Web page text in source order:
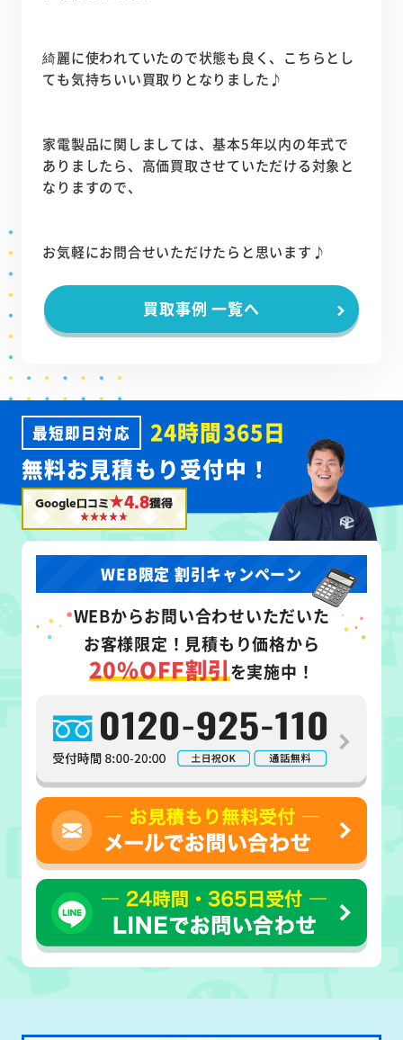
綺麗に使われていたので状態も良く、こちらとし
ても気持ちいい買取りとなりました♪
家電製品に関しましては、基本5年以内の年式で
ありましたら、高価買取させていただける対象と
なりますので、
お気軽にお問合せいただけたらと思います♪
買取事例 一覧へ
最短即日対応
24時間365日
無料お見積もり受付中！
Google口コミ★4.8獲得
WEB限定 割引キャンペーン
WEBからお問い合わせいただいた
お客様限定！ 見積もり価格から
20%OFF割引を実施中！